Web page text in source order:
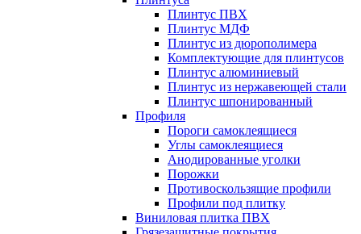
Плинтус ПВХ
Плинтус МДФ
Плинтус из дюрополимера
Комплектующие для плинтусов
Плинтус алюминиевый
Плинтус из нержавеющей стали
Плинтус шпонированный
Профиля
Пороги самоклеящиеся
Углы самоклеящиеся
Анодированные уголки
Порожки
Противоскользящие профили
Профили под плитку
Виниловая плитка ПВХ